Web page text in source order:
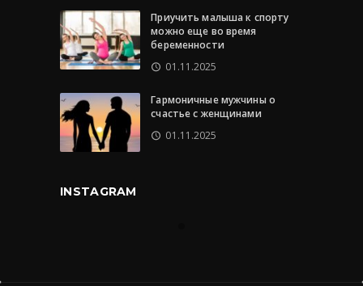
Приучить малыша к спорту
можно еще во время
беременности
01.11.2025
Гармоничные мужчины о
счастье с женщинами
01.11.2025
INSTAGRAM